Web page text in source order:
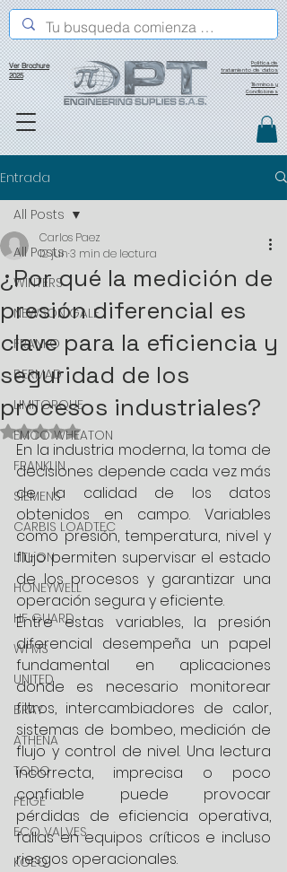
Política de
tratamiento de datos
Ver Brochure
2025
Términos y
Condiciones
Entrada
All Posts
WINTERS
NEWSON GALE
FRANKO
BERMAD
LIMITORQUE
EMCO WHEATON
FRANKLIN
SIEMENS
CARBIS LOADTEC
LITI-ON
HONEYWELL
HF GUARD
WFMS
UNITED
BRAY
ATHENA
TODO
FEIGE
ECO VALVES
KOEO
All Posts
¿Por qué la medición de
presión diferencial es
clave para la eficiencia y
seguridad de los
procesos industriales?
Carlos Paez
12 jun3 min de lectura
Obtuvo NaN de 5 estrellas.
En la industria moderna, la toma de
decisiones depende cada vez más
de la calidad de los datos
obtenidos en campo. Variables
como presión, temperatura, nivel y
flujo permiten supervisar el estado
de los procesos y garantizar una
operación segura y eficiente.
Entre estas variables, la presión
diferencial desempeña un papel
fundamental en aplicaciones
donde es necesario monitorear
filtros, intercambiadores de calor,
sistemas de bombeo, medición de
flujo y control de nivel. Una lectura
incorrecta, imprecisa o poco
confiable puede provocar
pérdidas de eficiencia operativa,
fallas en equipos críticos e incluso
riesgos operacionales.